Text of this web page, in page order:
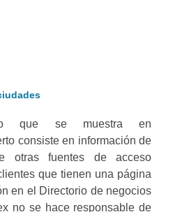
que se muestra en
consiste en información de
otras fuentes de acceso
que tienen una página
en el Directorio de negocios
no se hace responsable de